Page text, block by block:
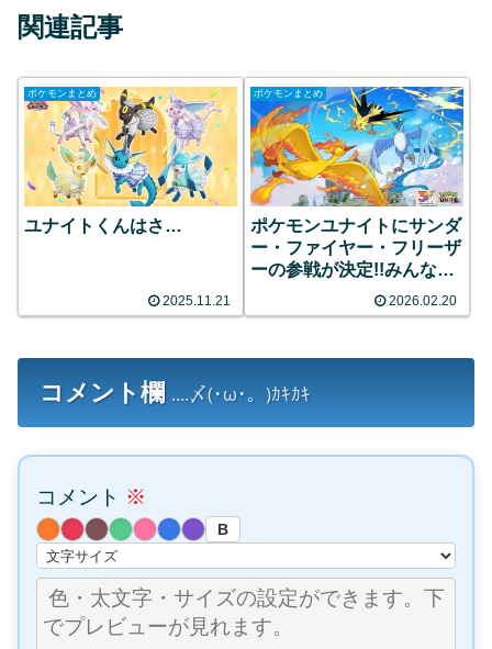
関連記事
ポケモンまとめ
ユナイトくんはさ…
2025.11.21
ポケモンまとめ
ポケモンユナイトにサンダ
ー・ファイヤー・フリーザ
ーの参戦が決定!!みんなの
2026.02.20
コメント欄 ....〆(･ω･。)ｶｷｶｷ
コメント ※
B